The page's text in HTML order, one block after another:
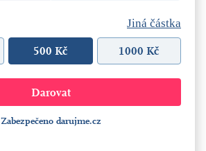
Jiná částka
500 Kč 1000 Kč
Zabezpečeno darujme.cz